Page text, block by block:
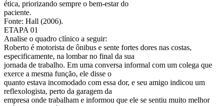
ética, priorizando sempre o bem-estar do
paciente.
Fonte: Hall (2006).
ETAPA 01
Analise o quadro clínico a seguir:
Roberto é motorista de ônibus e sente fortes dores nas costas,
especificamente, na lombar no final da sua
jornada de trabalho. Em uma conversa informal com um colega que
exerce a mesma função, ele disse o
quanto estava incomodado com essa dor, e seu amigo indicou um
reflexologista, perto da garagem da
empresa onde trabalham e informou que ele se sentiu muito melhor